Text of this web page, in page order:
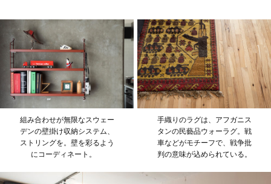
組み合わせが無限なスウェー
デンの壁掛け収納システム、
ストリングを。壁を彩るよう
にコーディネート。
手織りのラグは、アフガニス
タンの民藝品ウォーラグ。戦
車などがモチーフで、戦争批
判の意味が込められている。